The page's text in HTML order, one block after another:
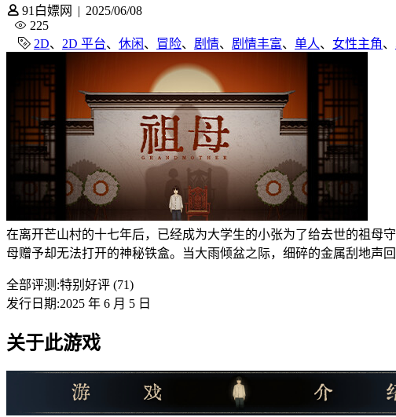
91白嫖网 | 2025/06/08
225
2D、 2D 平台、 休闲 、 冒险、 剧情、 剧情丰富、 单人、 女性主角、
在离开芒山村的十七年后，已经成为大学生的小张为了给去世的祖母
母赠予却无法打开的神秘铁盒。当大雨倾盆之际，细碎的金属刮地
全部评测:特别好评 (71)
发行日期:2025 年 6 月 5 日
关于此游戏